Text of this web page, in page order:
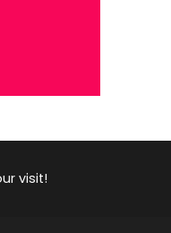
visit!